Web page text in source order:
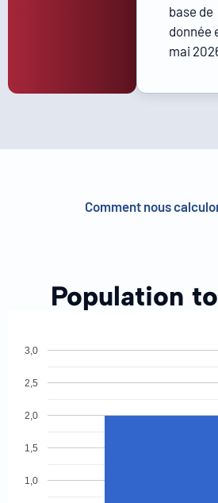
base de
donnée
mai
Comment nous
Population
1,0
1,5
2,0
2,5
3,0